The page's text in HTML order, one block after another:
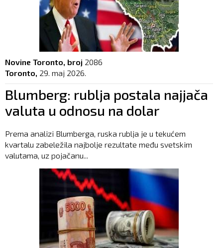
Novine Toronto, broj 2086
Toronto, 29. maj 2026.
Blumberg: rublja postala najjača
valuta u odnosu na dolar
Prema analizi Blumberga, ruska rublja je u tekućem
kvartalu zabeležila najbolje rezultate među svetskim
valutama, uz pojačanu...